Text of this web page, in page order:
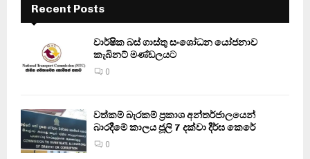
Recent Posts
වාර්ෂික බස් ගාස්තු සංශෝධන යෝජනාව
කැබිනට් මණ්ඩලයට
0
වත්කම් බැරකම් ප්‍රකාශ අන්තර්ජාලයෙන්
බාරදීමේ කාලය ජූලි 7 දක්වා දීර්ඝ කෙරේ
0